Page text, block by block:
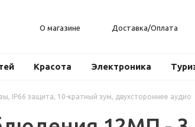
О магазине Доставка/Оплата
Красота Электроника
IP66 защита, 10-кратный зум, двухстороннее аудио